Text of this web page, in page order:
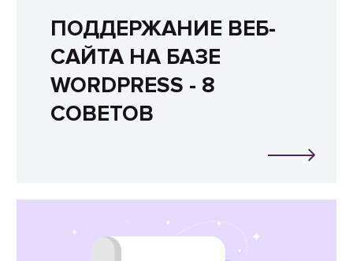
ПОДДЕРЖАНИЕ ВЕБ-
САЙТА НА БАЗЕ
WORDPRESS - 8
СОВЕТОВ